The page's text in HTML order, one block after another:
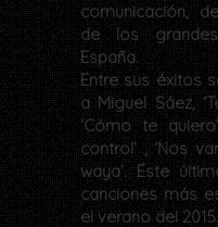
comunicación,
de los
España.
Entre sus éxitos
a Miguel Sáez,
‘Cómo te
control’ , ‘Nos
waya’. Éste
canciones más
el verano del 2015.